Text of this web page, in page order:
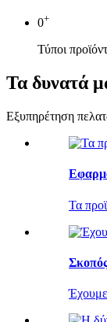
0+
Τύποι
Τα δυνατά
Εξυπηρέτηση
Τα
Έχουμε